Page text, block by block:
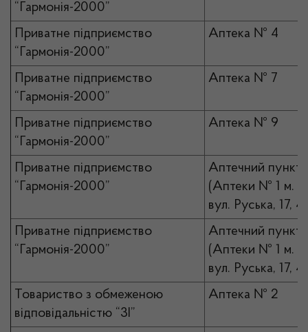
“Гармонія-2000”
Приватне підприємство
“Гармонія-2000”
Аптека № 4
Приватне підприємство
“Гармонія-2000”
Аптека № 7
Приватне підприємство
“Гармонія-2000”
Аптека № 9
Приватне підприємство
“Гармонія-2000”
Аптечний
(Аптеки № 1 м.
вул. Руська, 17, 4)
Приватне підприємство
“Гармонія-2000”
Аптечний
(Аптеки № 1 м.
вул. Руська, 17, 4)
Товариство з обмеженою
відповідальністю “3І”
Аптека № 2